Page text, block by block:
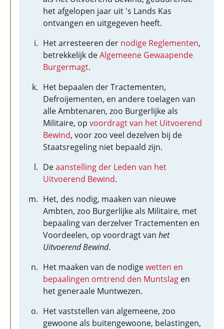
het afgelopen jaar uit 's Lands Kas
ontvangen en uitgegeven heeft.
Het arresteeren der nodige Reglementen,
betrekkelijk deAlgemeene Gewaapende
Burgermagt.
Het bepaalen der Tractementen,
Defroijementen, en andere toelagen van
alle Ambtenaren, zoo Burgerlijke als
Militaire, op voordragt van het Uitvoerend
Bewind, voor zoo veel dezelven bij de
Staatsregeling niet bepaald zijn.
Deaanstelling der Leden van het
Uitvoerend Bewind.
Het, des nodig, maaken van nieuwe
Ambten, zoo Burgerlijke als Militaire, met
bepaaling van derzelver Tractementen en
Voordeelen, op voordragt van het
Uitvoerend Bewind.
Het maaken van de nodigewetten en
bepaalingen omtrend den Muntslag en
het generaale Muntwezen.
Het vaststellen van algemeene, zoo
gewoone als buitengewoone, belastingen,